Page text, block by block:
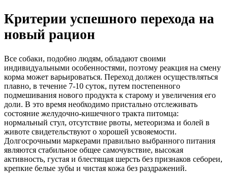
Критерии успешного перехода на
новый рацион
Все собаки, подобно людям, обладают своими
индивидуальными особенностями, поэтому реакция на смену
корма может варьироваться. Переход должен осуществляться
плавно, в течение 7-10 суток, путем постепенного
подмешивания нового продукта к старому и увеличения его
доли. В это время необходимо пристально отслеживать
состояние желудочно-кишечного тракта питомца:
нормальный стул, отсутствие рвоты, метеоризма и болей в
животе свидетельствуют о хорошей усвояемости.
Долгосрочными маркерами правильно выбранного питания
являются стабильное общее самочувствие, высокая
активность, густая и блестящая шерсть без признаков себореи,
крепкие белые зубы и чистая кожа без раздражений.